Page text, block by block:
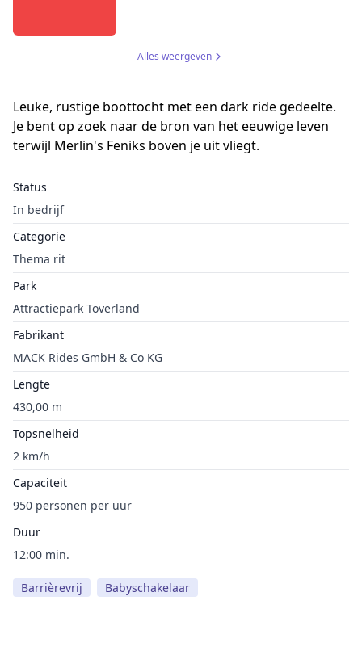
Leuke, rustige boottocht met een dark ride gedeelte.
Je bent op zoek naar de bron van het eeuwige leven
terwijl Merlin's Feniks boven je uit vliegt.
Status
In bedrijf
Categorie
Thema rit
Park
Attractiepark Toverland
Fabrikant
MACK Rides GmbH & Co KG
Lengte
430,00 m
Topsnelheid
2 km/h
Capaciteit
950 personen per uur
Duur
12:00 min.
Barrièrevrij Babyschakelaar
Alles weergeven